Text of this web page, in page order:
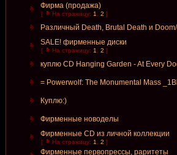
Фирма (продажа)
[ На страницу: 1 2 ]
Различный Death, Brutal Death и
SALE! фирменные диски
[ На страницу: 1 2 ]
куплю CD Hanging Garden - At Every
= Powerwolf: The Monumental Mass
Куплю:)
Фирменные новоделы
Фирменные CD из личной коллекции
[ На страницу: 1 2 ]
Фирменные первопрессы, раритеты